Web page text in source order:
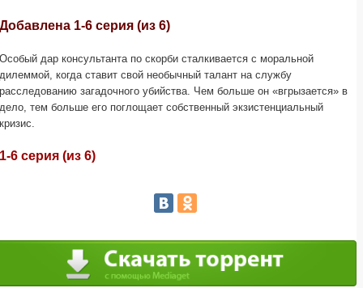
Добавлена 1-6 серия (из 6)
Особый дар консультанта по скорби сталкивается с моральной
дилеммой, когда ставит свой необычный талант на службу
расследованию загадочного убийства. Чем больше он «вгрызается» в
дело, тем больше его поглощает собственный экзистенциальный
кризис.
1-6 серия (из 6)